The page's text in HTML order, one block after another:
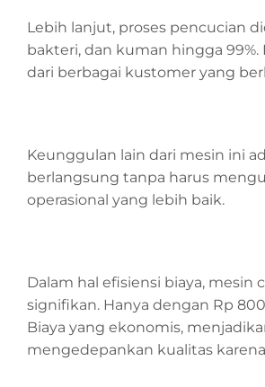
Lebih lanjut, proses pencucian
bakteri, dan kuman hingga
dari berbagai kustomer yang
Keunggulan lain dari mesin ini
berlangsung tanpa harus
operasional yang lebih baik.
Dalam hal efisiensi biaya,
signifikan. Hanya dengan Rp
Biaya yang ekonomis,
mengedepankan kualitas